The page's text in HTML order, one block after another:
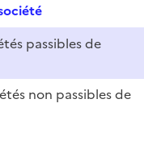
passibles de
non passibles de